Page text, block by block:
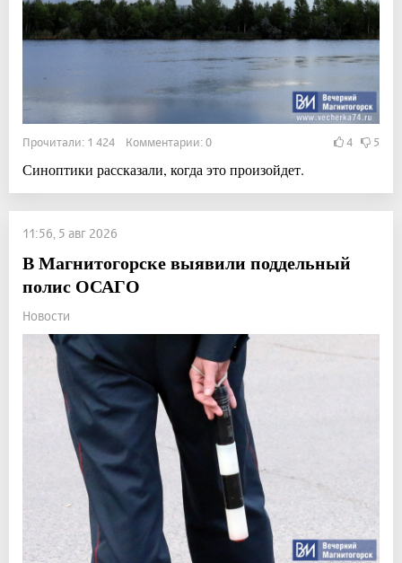
Прочитали: 1 424 Комментарии: 0 4 5
Синоптики рассказали, когда это произойдет.
11:56, 5 авг 2026
В Магнитогорске выявили поддельный
полис ОСАГО
Новости